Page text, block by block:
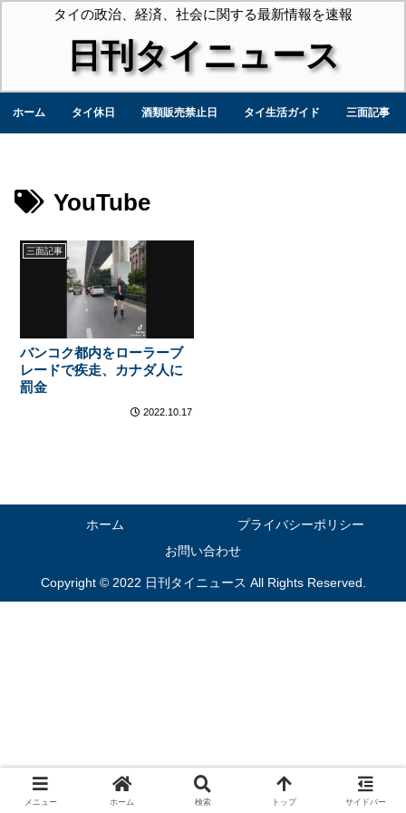
タイの政治、経済、社会に関する最新情報を速報
日刊タイニュース
ホーム タイ休日 酒類販売禁止日 タイ生活ガイド 三面記事
YouTube
三面記事
バンコク都内をローラーブ
レードで疾走、カナダ人に
罰金
2022.10.17
ホーム
プライバシーポリシー
お問い合わせ
Copyright © 2022 日刊タイニュース All Rights Reserved.
メニュー ホーム 検索 トップ サイドバー